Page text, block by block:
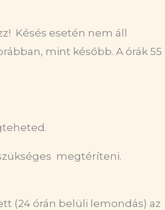
Késés esetén nem áll
mint később. A órák 55
megtéríteni.
(24 órán belüli lemondás) az